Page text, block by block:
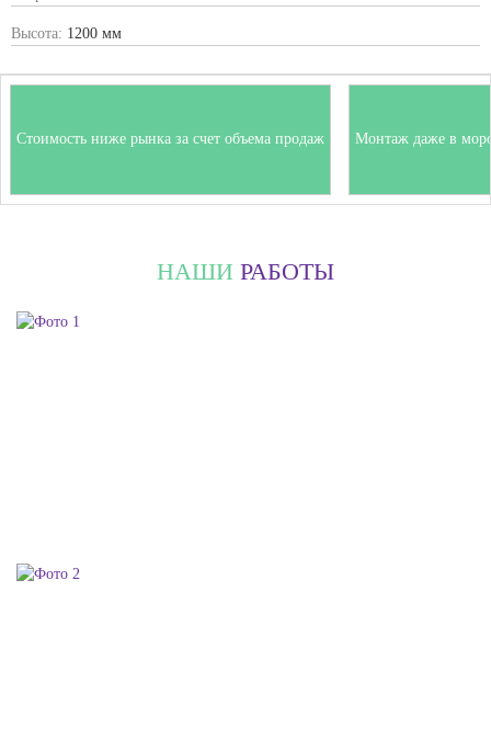
Высота: 1200 мм
Стоимость ниже рынка за счет объема продаж Монтаж даже в
НАШИ РАБОТЫ